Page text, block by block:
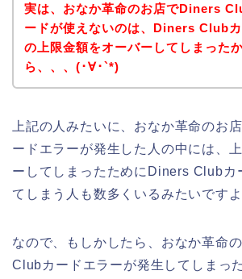
実は、おなか革命のお店でDiners
ードが使えないのは、Diners Club
の上限金額をオーバーしてしまった
ら、、、(･∀･`*)
上記の人みたいに、おなか革命のお
ードエラーが発生した人の中には、
ーしてしまったためにDiners Clubカ
てしまう人も数多くいるみたいですよ
なので、もしかしたら、おなか革命
Clubカードエラーが発生してしまっ